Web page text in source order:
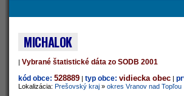
MICHALOK
| Vybrané štatistické dáta zo SODB 2001
kód obce: 528889 | typ obce: vidiecka obec |
Lokalizácia: Prešovský kraj » okres Vranov nad Topľou